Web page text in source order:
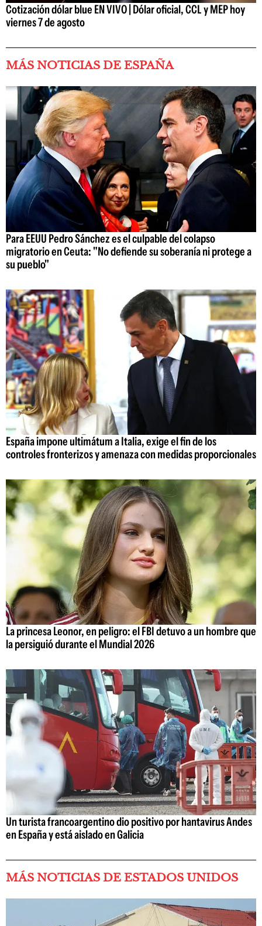
Cotización dólar blue EN VIVO | Dólar oficial, CCL y MEP hoy
viernes 7 de agosto
MÁS NOTICIAS DE ESPAÑA
Para EEUU Pedro Sánchez es el culpable del colapso
migratorio en Ceuta: "No defiende su soberanía ni protege a
su pueblo"
España impone ultimátum a Italia, exige el fin de los
controles fronterizos y amenaza con medidas proporcionales
La princesa Leonor, en peligro: el FBI detuvo a un hombre que
la persiguió durante el Mundial 2026
Un turista francoargentino dio positivo por hantavirus Andes
en España y está aislado en Galicia
MÁS NOTICIAS DE ESTADOS UNIDOS